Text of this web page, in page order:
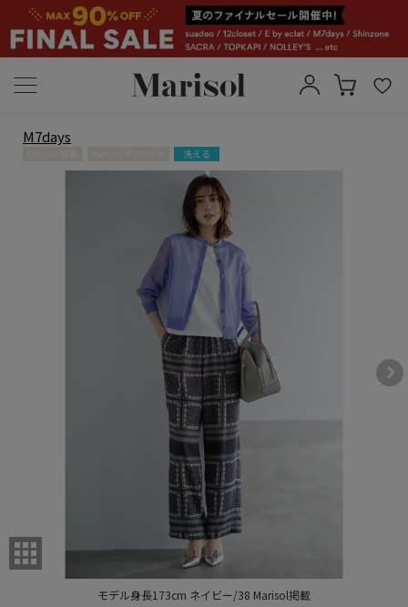
M7days
洗える
1/24
モデル身長173cm ネイビー/38 Marisol掲載